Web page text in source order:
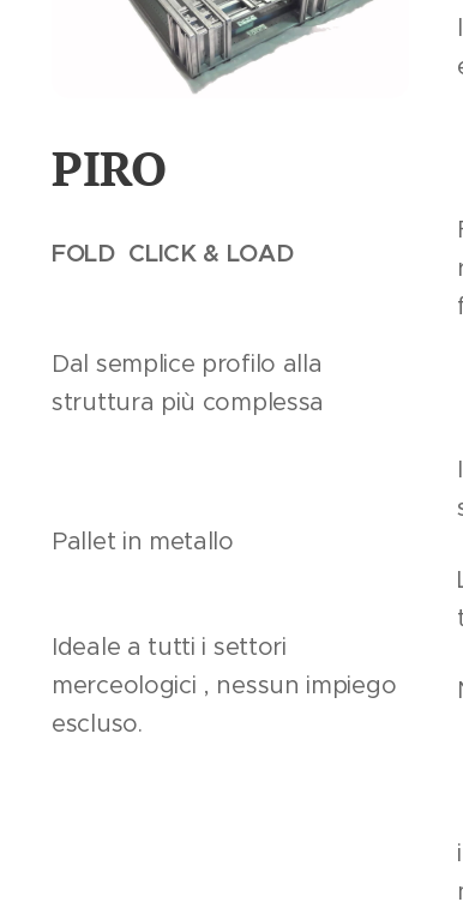
PIRO
FOLD CLICK & LOAD
Dal semplice profilo alla
struttura più complessa
Pallet in metallo
Ideale a tutti i settori
merceologici , nessun impiego
escluso.